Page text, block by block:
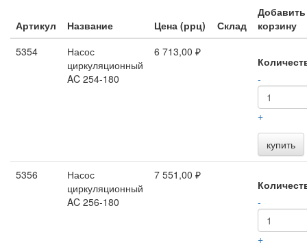
Артикул Название Цена (ррц) Склад
корзину
5354
Насос
циркуляционный
AC 254-180
6 713,00 ₽
-
+
купить
5356
Насос
циркуляционный
AC 256-180
7 551,00 ₽
-
+